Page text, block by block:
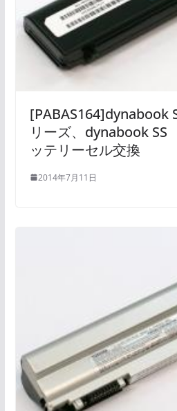
[PABAS164]dynabook
リーズ、dynabook
ッテリーセル交換
2014年7月11日